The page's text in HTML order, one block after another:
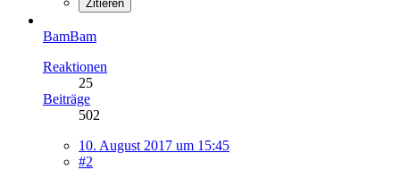
Zitieren
BamBam
Reaktionen
25
Beiträge
502
10. August 2017 um 15:45
#2